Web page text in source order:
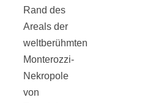
Rand des
Areals der
weltberühmten
Monterozzi-
Nekropole
von